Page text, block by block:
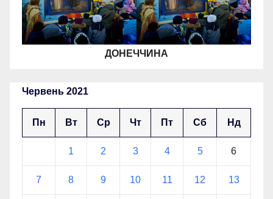
ДОНЕЧЧИНА
Червень 2021
Пн Вт Ср Чт Пт Сб Нд
1 2 3 4 5 6
7 8 9 10 11 12 13